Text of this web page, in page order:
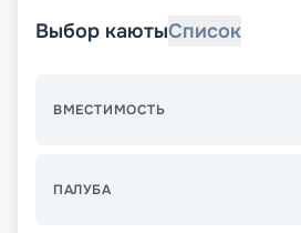
Выбор каютыСписок
ВМЕСТИМОСТЬ
ПАЛУБА